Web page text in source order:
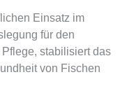
Einsatz im
für den
stabilisiert das
von Fischen